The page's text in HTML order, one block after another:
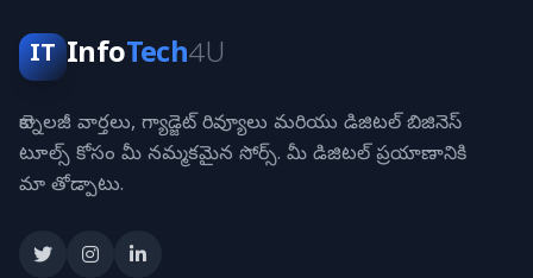
IT InfoTech4U
టెక్నాలజీ వార్తలు, గ్యాడ్జెట్ రివ్యూలు మరియు డిజిటల్ బిజినెస్
టూల్స్ కోసం మీ నమ్మకమైన సోర్స్. మీ డిజిటల్ ప్రయాణానికి
మా తోడ్పాటు.